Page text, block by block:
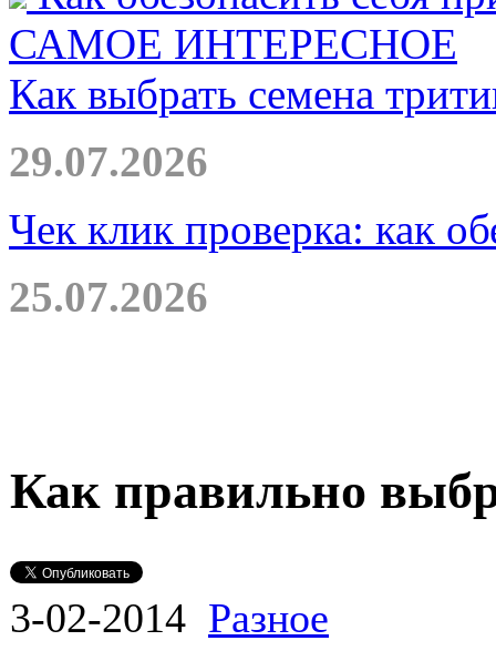
САМОЕ ИНТЕРЕСНОЕ
Как выбрать семена
29.07.2026
Чек клик проверка: как
25.07.2026
Как правильно
3-02-2014 Разное